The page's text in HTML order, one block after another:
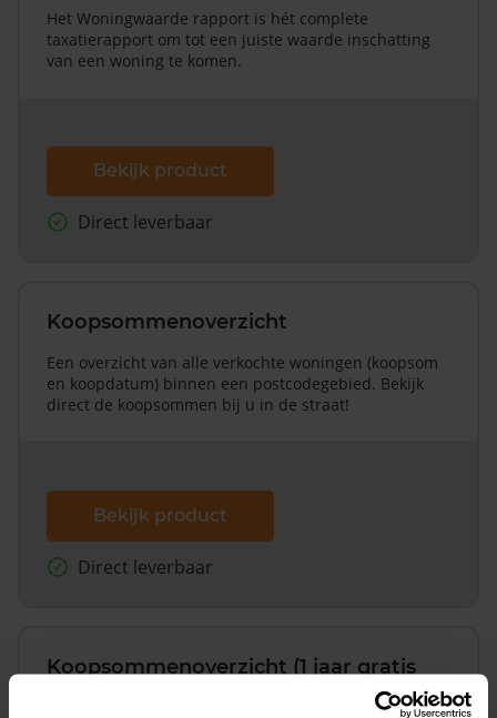
Het Woningwaarde rapport is hét complete
taxatierapport om tot een juiste waarde inschatting
van een woning te komen.
Bekijk product
Direct leverbaar
Koopsommenoverzicht
Een overzicht van alle verkochte woningen (koopsom
en koopdatum) binnen een postcodegebied. Bekijk
direct de koopsommen bij u in de straat!
Bekijk product
Direct leverbaar
Koopsommenoverzicht (1 jaar gratis